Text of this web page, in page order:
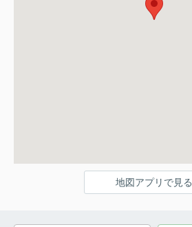
地図アプリで見る